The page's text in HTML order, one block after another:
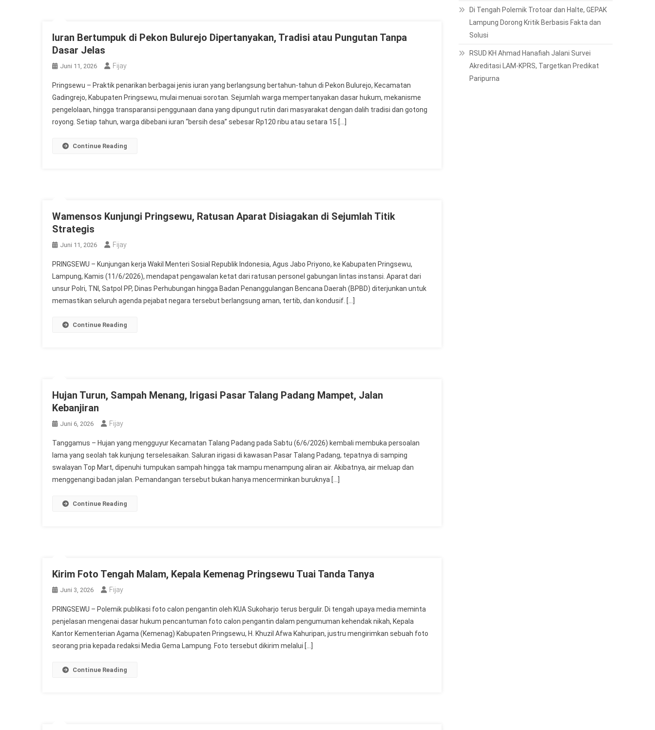
Iuran Bertumpuk di Pekon Bulurejo Dipertanyakan, Tradisi atau Pungutan Tanpa
Dasar Jelas
Juni 11, 2026 Fijay
Pringsewu – Praktik penarikan berbagai jenis iuran yang berlangsung bertahun-tahun di Pekon Bulurejo, Kecamatan
Gadingrejo, Kabupaten Pringsewu, mulai menuai sorotan. Sejumlah warga mempertanyakan dasar hukum, mekanisme
pengelolaan, hingga transparansi penggunaan dana yang dipungut rutin dari masyarakat dengan dalih tradisi dan gotong
royong. Setiap tahun, warga dibebani iuran “bersih desa” sebesar Rp120 ribu atau setara 15 […]
Continue Reading
Wamensos Kunjungi Pringsewu, Ratusan Aparat Disiagakan di Sejumlah Titik
Strategis
Juni 11, 2026 Fijay
PRINGSEWU – Kunjungan kerja Wakil Menteri Sosial Republik Indonesia, Agus Jabo Priyono, ke Kabupaten Pringsewu,
Lampung, Kamis (11/6/2026), mendapat pengawalan ketat dari ratusan personel gabungan lintas instansi. Aparat dari
unsur Polri, TNI, Satpol PP, Dinas Perhubungan hingga Badan Penanggulangan Bencana Daerah (BPBD) diterjunkan untuk
memastikan seluruh agenda pejabat negara tersebut berlangsung aman, tertib, dan kondusif. […]
Continue Reading
Hujan Turun, Sampah Menang, Irigasi Pasar Talang Padang Mampet, Jalan
Kebanjiran
Juni 6, 2026 Fijay
Tanggamus – Hujan yang mengguyur Kecamatan Talang Padang pada Sabtu (6/6/2026) kembali membuka persoalan
lama yang seolah tak kunjung terselesaikan. Saluran irigasi di kawasan Pasar Talang Padang, tepatnya di samping
swalayan Top Mart, dipenuhi tumpukan sampah hingga tak mampu menampung aliran air. Akibatnya, air meluap dan
menggenangi badan jalan. Pemandangan tersebut bukan hanya mencerminkan buruknya […]
Continue Reading
Kirim Foto Tengah Malam, Kepala Kemenag Pringsewu Tuai Tanda Tanya
Juni 3, 2026 Fijay
PRINGSEWU – Polemik publikasi foto calon pengantin oleh KUA Sukoharjo terus bergulir. Di tengah upaya media meminta
penjelasan mengenai dasar hukum pencantuman foto calon pengantin dalam pengumuman kehendak nikah, Kepala
Kantor Kementerian Agama (Kemenag) Kabupaten Pringsewu, H. Khuzil Afwa Kahuripan, justru mengirimkan sebuah foto
seorang pria kepada redaksi Media Gema Lampung. Foto tersebut dikirim melalui […]
Continue Reading
Di Tengah Polemik Trotoar dan Halte, GEPAK
Lampung Dorong Kritik Berbasis Fakta dan
Solusi
RSUD KH Ahmad Hanafiah Jalani Survei
Akreditasi LAM-KPRS, Targetkan Predikat
Paripurna